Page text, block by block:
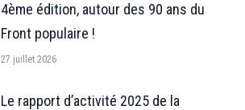
4ème édition, autour des 90 ans du
Front populaire !
27 juillet 2026
Le rapport d’activité 2025 de la